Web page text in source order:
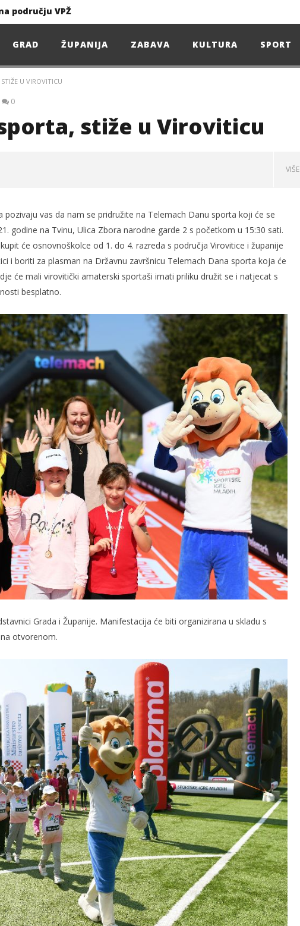
području VPŽ
Poduzetnička oluja: Priča o braći koja su u samo osam godina osvojila tržište
4. Oluja Jazz Fest donosi dvije večeri vrhunskog jazza
području VPŽ
GRAD ŽUPANIJA ZABAVA KULTURA SPORT
U VIROVITICU
0
stiže u Viroviticu
VIŠE
Popis poslova na području VPŽ
06.05.2021.
slatina.net
Ljeto donosi bezbrižnu igru, ali
i zdravstvene izazove
06.05.2021.
slatina.net
pozivaju vas da nam se pridružite na Telemach Danu sporta koji će se
godine na Tvinu, Ulica Zbora narodne garde 2 s početkom u 15:30 sati.
će osnovnoškolce od 1. do 4. razreda s područja Virovitice i županije
i boriti za plasman na Državnu završnicu Telemach Dana sporta koja će
će mali virovitički amaterski sportaši imati priliku družit se i natjecat s
besplatno.
Grada i Županije. Manifestacija će biti organizirana u skladu s
otvorenom.